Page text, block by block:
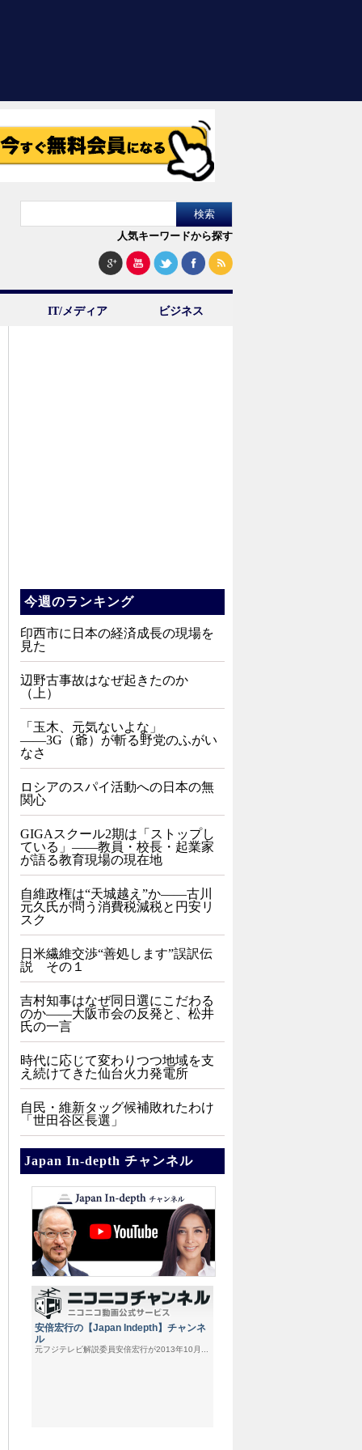
人気キーワードから探す
IT/メディア ビジネス
今週のランキング
印西市に日本の経済成長の現場を
見た
辺野古事故はなぜ起きたのか
（上）
「玉木、元気ないよな」
――3G（爺）が斬る野党のふがい
なさ
ロシアのスパイ活動への日本の無
関心
GIGAスクール2期は「ストップし
ている」——教員・校長・起業家
が語る教育現場の現在地
自維政権は“天城越え”か――古川
元久氏が問う消費税減税と円安リ
スク
日米繊維交渉“善処します”誤訳伝
説 その１
吉村知事はなぜ同日選にこだわる
のか――大阪市会の反発と、松井
氏の一言
時代に応じて変わりつつ地域を支
え続けてきた仙台火力発電所
自民・維新タッグ候補敗れたわけ
「世田谷区長選」
Japan In-depth チャンネル